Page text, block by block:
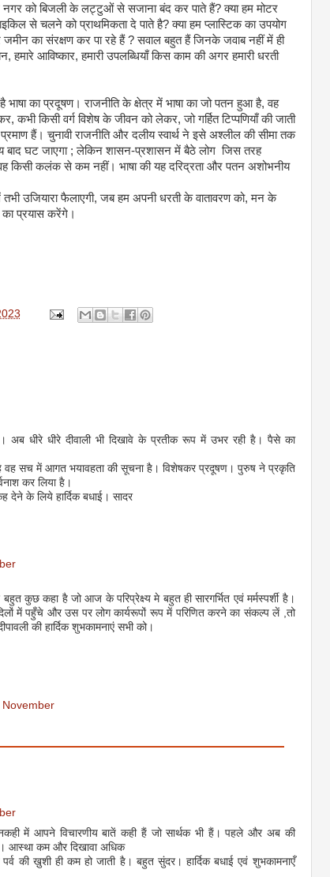
को बिजली के लट्टुओं से सजाना बंद कर पाते हैं? क्या हम मोटर
से चलने को प्राथमिकता दे पाते है? क्या हम प्लास्टिक का उपयोग
का संरक्षण कर पा रहे हैं ? सवाल बहुत हैं जिनके जवाब नहीं में ही
हमारे आविष्कार, हमारी उपलब्धियाँ किस काम की अगर हमारी धरती
का प्रदूषण। राजनीति के क्षेत्र में भाषा का जो पतन हुआ है, वह
कभी किसी वर्ग विशेष के जीवन को लेकर, जो गर्हित टिप्पणियाँ की जाती
प्रमाण हैं। चुनावी राजनीति और दलीय स्वार्थ ने इसे अश्लील की सीमा तक
बाद घट जाएगा ; लेकिन शासन-प्रशासन में बैठे लोग जिस तरह
किसी कलंक से कम नहीं। भाषा की यह दरिद्रता और पतन अशोभनीय
उजियारा फैलाएगी, जब हम अपनी धरती के वातावरण को, मन के
प्रयास करेंगे।
धीरे धीरे दीवाली भी दिखावे के प्रतीक रूप में उभर रही है। पैसे का
वह सच में आगत भयावहता की सूचना है। विशेषकर प्रदूषण। पुरुष ने प्रकृति
कर लिया है।
देने के लिये हार्दिक बधाई। सादर
कुछ कहा है जो आज के परिप्रेक्ष्य मे बहुत ही सारगर्भित एवं मर्मस्पर्शी है।
में पहुँचे और उस पर लोग कार्यरूपों रूप में परिणित करने का संकल्प लें ,तो
की हार्दिक शुभकामनाएं सभी को।
November
में आपने विचारणीय बातें कही हैं जो सार्थक भी हैं। पहले और अब की
आस्था कम और दिखावा अधिक
पर्व की ख़ुशी ही कम हो जाती है। बहुत सुंदर। हार्दिक बधाई एवं शुभकामनाएँ